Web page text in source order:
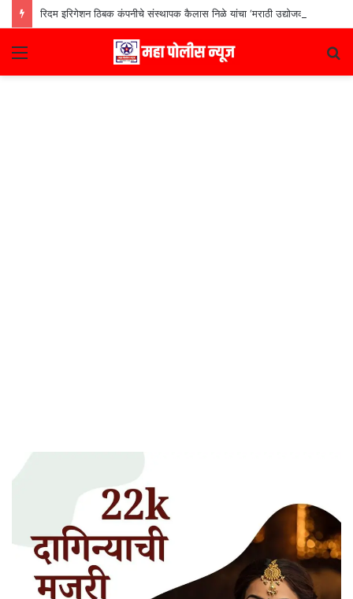
Menu